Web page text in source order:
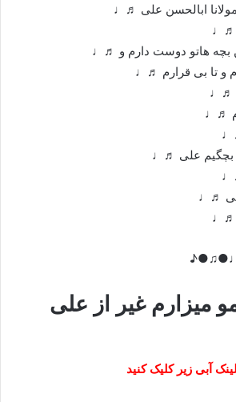
ابالحسن علی ♬♩
♬♩
بچه هاتو دوست دارم و ♬♩
و تا بی قرارم ♬♩
♬♩
♬♩
بچگیم علی ♬♩
علی ♬♩
♬♩
میزارم غیر از علی
آبی زیر کلیک کنید